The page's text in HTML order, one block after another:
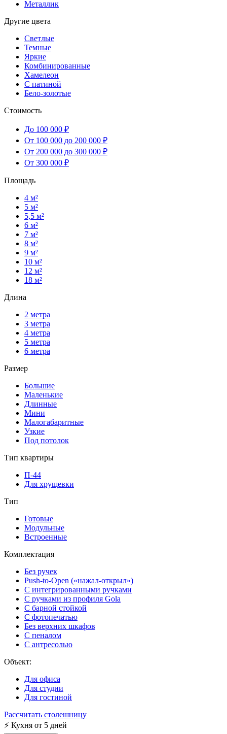
Металлик
Другие цвета
Светлые
Темные
Яркие
Комбинированные
Хамелеон
С патиной
Бело-золотые
Стоимость
До 100 000 ₽
От 100 000 до 200 000 ₽
От 200 000 до 300 000 ₽
От 300 000 ₽
Площадь
4 м²
5 м²
5,5 м²
6 м²
7 м²
8 м²
9 м²
10 м²
12 м²
18 м²
Длина
2 метра
3 метра
4 метра
5 метра
6 метра
Размер
Большие
Маленькие
Длинные
Мини
Малогабаритные
Узкие
Под потолок
Тип квартиры
П-44
Для хрущевки
Тип
Готовые
Модульные
Встроенные
Комплектация
Без ручек
Push-to-Open («нажал-открыл»)
С интегрированными ручками
С ручками из профиля Gola
С барной стойкой
С фотопечатью
Без верхних шкафов
С пеналом
С антресолью
Объект:
Для офиса
Для студии
Для гостиной
Рассчитать столешницу
⚡ Кухня от 5 дней